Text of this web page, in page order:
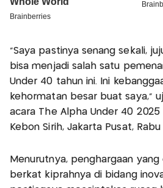
“Saya pastinya senang sekali,
bisa menjadi salah satu
Under 40 tahun ini. Ini
kehormatan besar buat saya,”
acara The Alpha Under 40 2025
Kebon Sirih, Jakarta Pusat, Rabu
Menurutnya, penghargaan yang
berkat kiprahnya di bidang